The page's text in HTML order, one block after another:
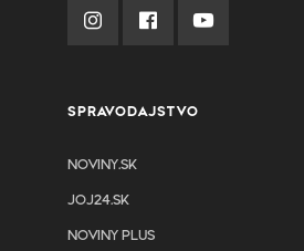
SPRAVODAJSTVO
NOVINY.SK
JOJ24.SK
NOVINY PLUS